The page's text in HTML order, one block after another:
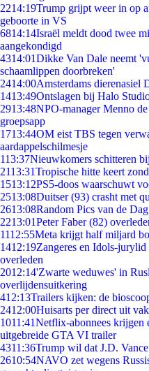
2214:19Trump grijpt weer in op
geboorte in VS
6814:14Israël meldt dood twee
aangekondigd
4314:01Dikke Van Dale neemt
schaamlippen doorbreken'
2414:00Amsterdams dierenasiel
1413:49Ontslagen bij Halo
2913:48NPO-manager Menno
groepsapp
1713:44OM eist TBS tegen
aardappelschilmesje
113:37Nieuwkomers schitteren
2113:31Tropische hitte keert
1513:12PS5-doos waarschuwt
2513:08Duitser (93) crasht met
2613:08Random Pics van de
2213:01Peter Faber (82)
1112:55Meta krijgt half miljard
1412:19Zangeres en Idols-
overleden
2012:14'Zwarte weduwes' in
overlijdensuitkering
412:13Trailers kijken: de
2412:00Huisarts per direct uit
1011:41Netflix-abonnees krijgen
uitgebreide GTA VI trailer
4311:36Trump wil dat J.D.
2610:54NAVO zet wegens